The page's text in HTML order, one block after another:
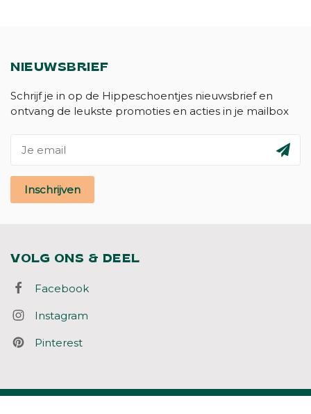
NIEUWSBRIEF
Schrijf je in op de Hippeschoentjes nieuwsbrief en
ontvang de leukste promoties en acties in je mailbox
Inschrijven
VOLG ONS & DEEL
Facebook
Instagram
Pinterest